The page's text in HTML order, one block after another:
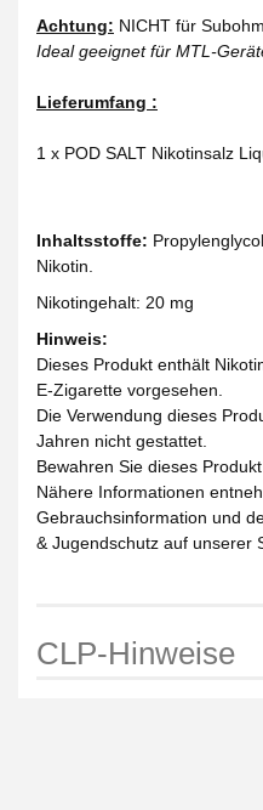
Achtung: NICHT für
Ideal geeignet für MTL-
Lieferumfang :
1 x POD SALT Nikotinsalz
Inhaltsstoffe:
Nikotin.
Nikotingehalt: 20 mg
Hinweis:
Dieses Produkt enthält
E-Zigarette vorgesehen.
Die Verwendung dieses
Jahren nicht gestattet.
Bewahren Sie dieses
Nähere Informationen
Gebrauchsinformation und
& Jugendschutz auf unserer
CLP-Hinweise